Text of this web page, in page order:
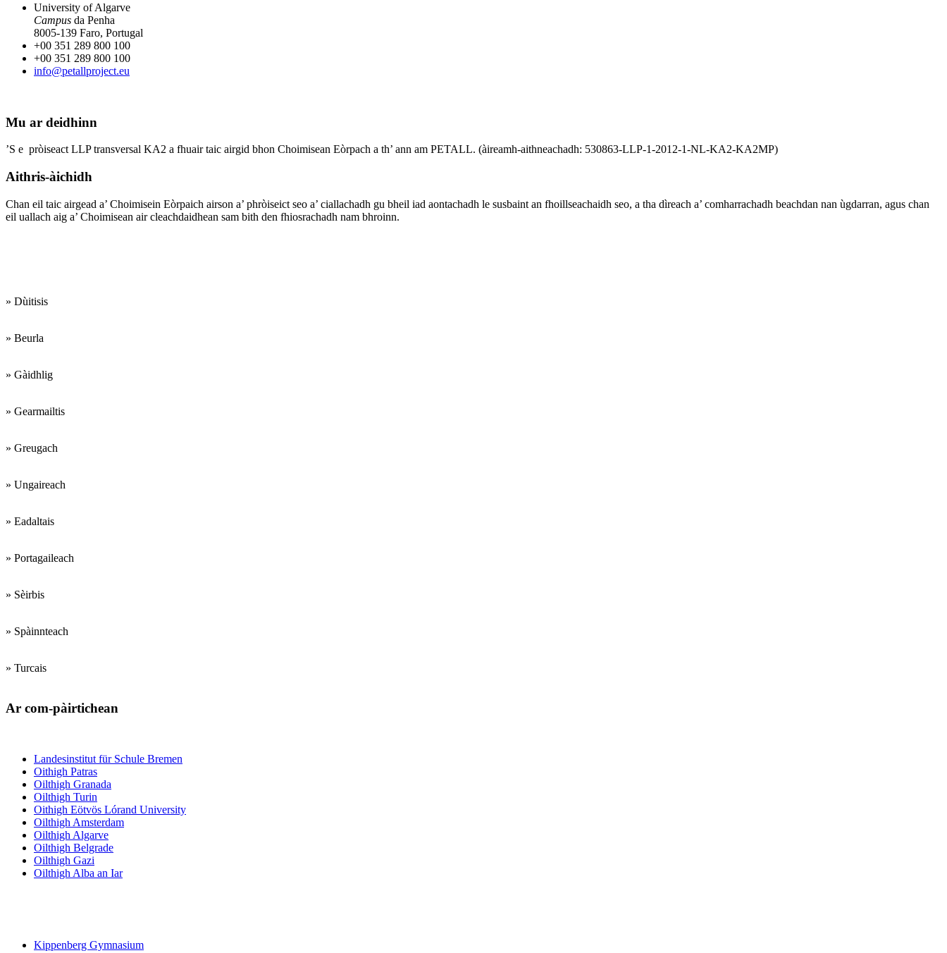
University of Algarve
Campus da Penha
8005-139 Faro, Portugal
+00 351 289 800 100
+00 351 289 800 100
info@petallproject.eu
Mu ar deidhinn
’S e pròiseact LLP transversal KA2 a fhuair taic airgid bhon Choimisean Eòrpach a th’ ann am PETALL. (àireamh-aithneachadh: 530863-LLP-1-2012-1-NL-KA2-KA2MP)
Aithris-àichidh
Chan eil taic airgead a’ Choimisein Eòrpaich airson a’ phròiseict seo a’ ciallachadh gu bheil iad aontachadh le susbaint an fhoillseachaidh seo, a tha dìreach a’ comharrachadh beachdan nan ùgdarran, agus chan
eil uallach aig a’ Choimisean air cleachdaidhean sam bith den fhiosrachadh nam bhroinn.
» Dùitisis
» Beurla
» Gàidhlig
» Gearmailtis
» Greugach
» Ungaireach
» Eadaltais
» Portagaileach
» Sèirbis
» Spàinnteach
» Turcais
Ar com-pàirtichean
Landesinstitut für Schule Bremen
Oithigh Patras
Oilthigh Granada
Oilthigh Turin
Oithigh Eötvös Lórand University
Oilthigh Amsterdam
Oilthigh Algarve
Oilthigh Belgrade
Oilthigh Gazi
Oilthigh Alba an Iar
Kippenberg Gymnasium